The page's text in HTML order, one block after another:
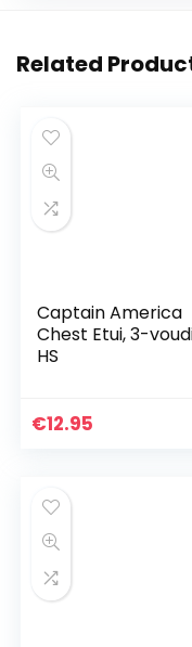
Related
Captain America
Chest Etui, 3-
HS
€12.95